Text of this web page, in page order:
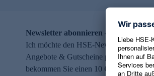
Newsletter abonnieren – 10 €
Ich möchte den HSE-Newsletter
Angebote & Gutscheine per E-Mail
bekommen Sie einen 10 € Gutschein.